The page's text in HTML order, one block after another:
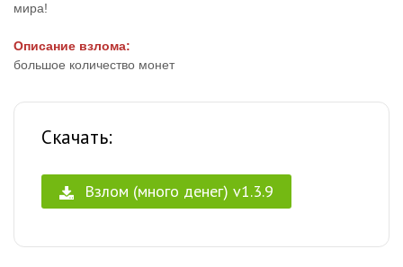
мира!
Описание взлома:
большое количество монет
Скачать:
Взлом (много денег) v1.3.9